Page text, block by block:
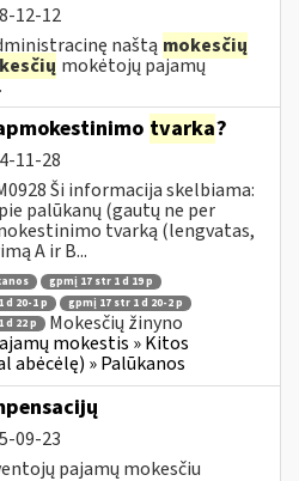
12-12
naštą mokesčių
mokėtojų pajamų
tvarka?
11-28
Ši informacija skelbiama:
palūkanų (gautų ne per
tvarką (lengvatas,
A ir B...
gpmį 17 str 1 d 19 p
d 20-1 p
gpmį 17 str 1 d 20-2 p
d 22 p
Mokesčių žinyno
mokestis » Kitos
abėcėlę) » Palūkanos
09-23
pajamų mokesčiu